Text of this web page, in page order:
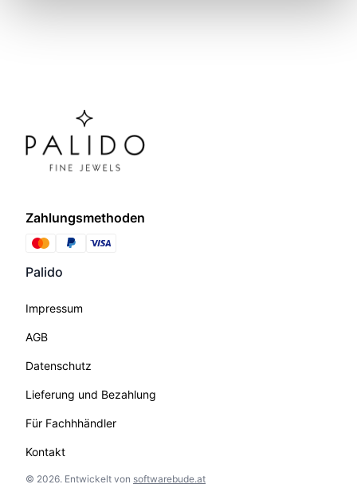
Zahlungsmethoden
Palido
Impressum
AGB
Datenschutz
Lieferung und Bezahlung
Für Fachhhändler
Kontakt
© 2026. Entwickelt von softwarebude.at